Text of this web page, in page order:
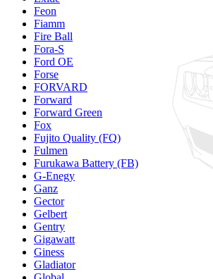
Feon
Fiamm
Fire Ball
Fora-S
Ford OE
Forse
FORVARD
Forward
Forward Green
Fox
Fujito Quality (FQ)
Fulmen
Furukawa Battery (FB)
G-Enegy
Ganz
Gector
Gelbert
Gentry
Gigawatt
Giness
Gladiator